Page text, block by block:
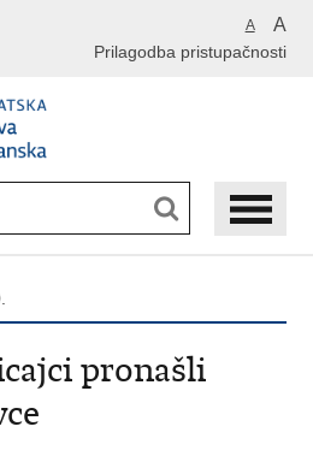
A A
Prilagodba pristupačnosti
pronašli